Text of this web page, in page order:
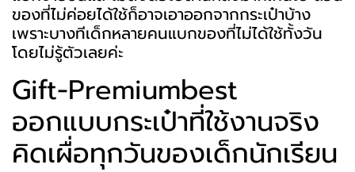
ของที่ไม่ค่อยได้ใช้ก็อาจเอาออกจากกระเป๋าบ้าง
เพราะบางทีเด็กหลายคนแบกของที่ไม่ได้ใช้ทั้งวัน
โดยไม่รู้ตัวเลยค่ะ
Gift-Premiumbest
ออกแบบกระเป๋าที่ใช้งานจริง
คิดเผื่อทุกวันของเด็กนักเรียน